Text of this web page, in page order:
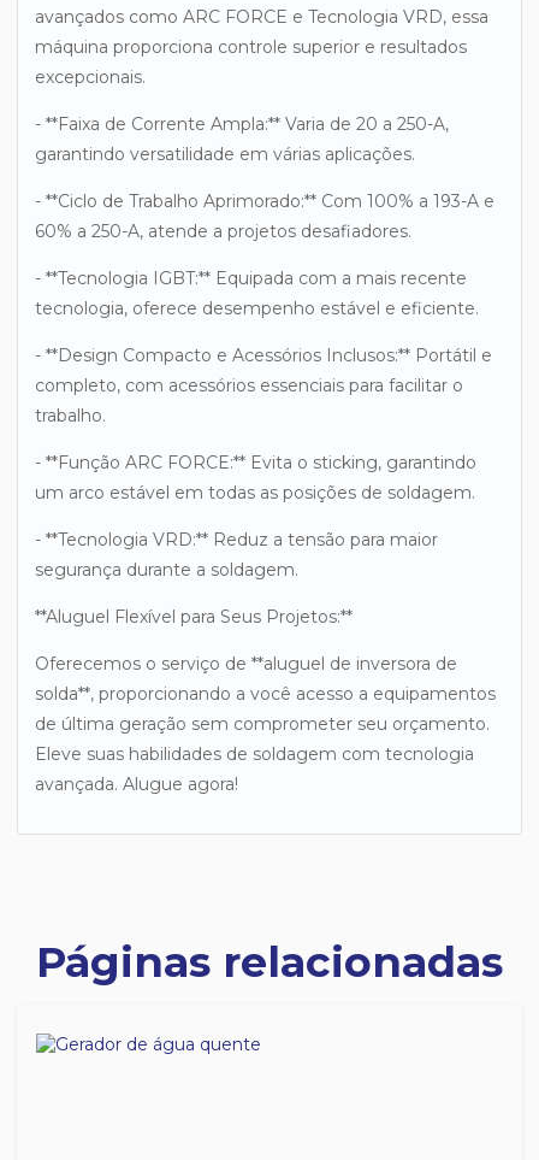
avançados como ARC FORCE e Tecnologia VRD, essa
máquina proporciona controle superior e resultados
excepcionais.
- **Faixa de Corrente Ampla:** Varia de 20 a 250-A,
garantindo versatilidade em várias aplicações.
- **Ciclo de Trabalho Aprimorado:** Com 100% a 193-A e
60% a 250-A, atende a projetos desafiadores.
- **Tecnologia IGBT:** Equipada com a mais recente
tecnologia, oferece desempenho estável e eficiente.
- **Design Compacto e Acessórios Inclusos:** Portátil e
completo, com acessórios essenciais para facilitar o
trabalho.
- **Função ARC FORCE:** Evita o sticking, garantindo
um arco estável em todas as posições de soldagem.
- **Tecnologia VRD:** Reduz a tensão para maior
segurança durante a soldagem.
**Aluguel Flexível para Seus Projetos:**
Oferecemos o serviço de **aluguel de inversora de
solda**, proporcionando a você acesso a equipamentos
de última geração sem comprometer seu orçamento.
Eleve suas habilidades de soldagem com tecnologia
avançada. Alugue agora!
Páginas relacionadas